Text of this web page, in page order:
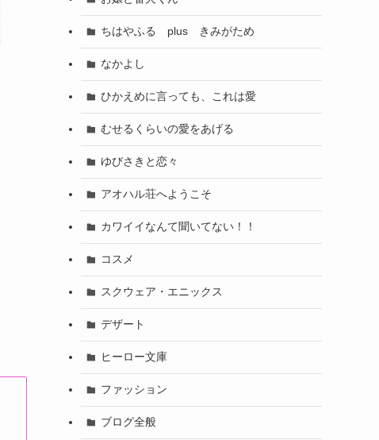
ちはやふる plus きみがため
なかよし
ひかえめに言っても、これは愛
むせるくらいの愛をあげる
ゆびさきと恋々
アオハル荘へようこそ
カワイイなんて聞いてない！！
コスメ
スクウェア・エニックス
デザート
ヒーロー文庫
ファッション
ブログ全般